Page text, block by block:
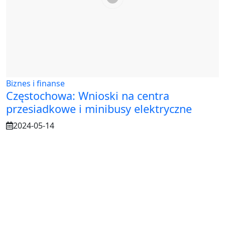
Biznes i finanse
Częstochowa: Wnioski na centra
przesiadkowe i minibusy elektryczne
2024-05-14